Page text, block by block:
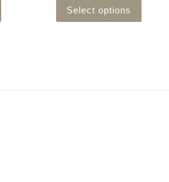
Select options